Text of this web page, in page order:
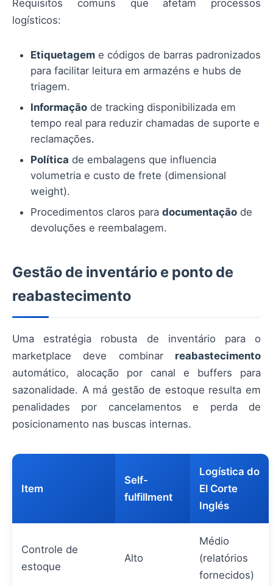
Requisitos comuns que afetam processos
logísticos:
Etiquetagem e códigos de barras padronizados
para facilitar leitura em armazéns e hubs de
triagem.
Informação de tracking disponibilizada em
tempo real para reduzir chamadas de suporte e
reclamações.
Política de embalagens que influencia
volumetria e custo de frete (dimensional
weight).
Procedimentos claros para documentação de
devoluções e reembalagem.
Gestão de inventário e ponto de
reabastecimento
Uma estratégia robusta de inventário para o
marketplace deve combinar reabastecimento
automático, alocação por canal e buffers para
sazonalidade. A má gestão de estoque resulta em
penalidades por cancelamentos e perda de
posicionamento nas buscas internas.
Item
Self-
fulfillment
Logística do
El Corte
Inglés
Controle de
estoque
Alto
Médio
(relatórios
fornecidos)